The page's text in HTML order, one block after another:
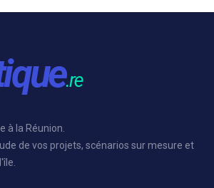
à la Réunion.
de vos projets, scénarios sur mesure et